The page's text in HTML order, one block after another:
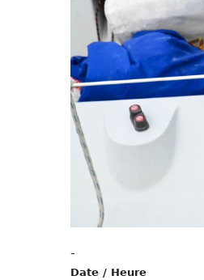
-
Date / Heure